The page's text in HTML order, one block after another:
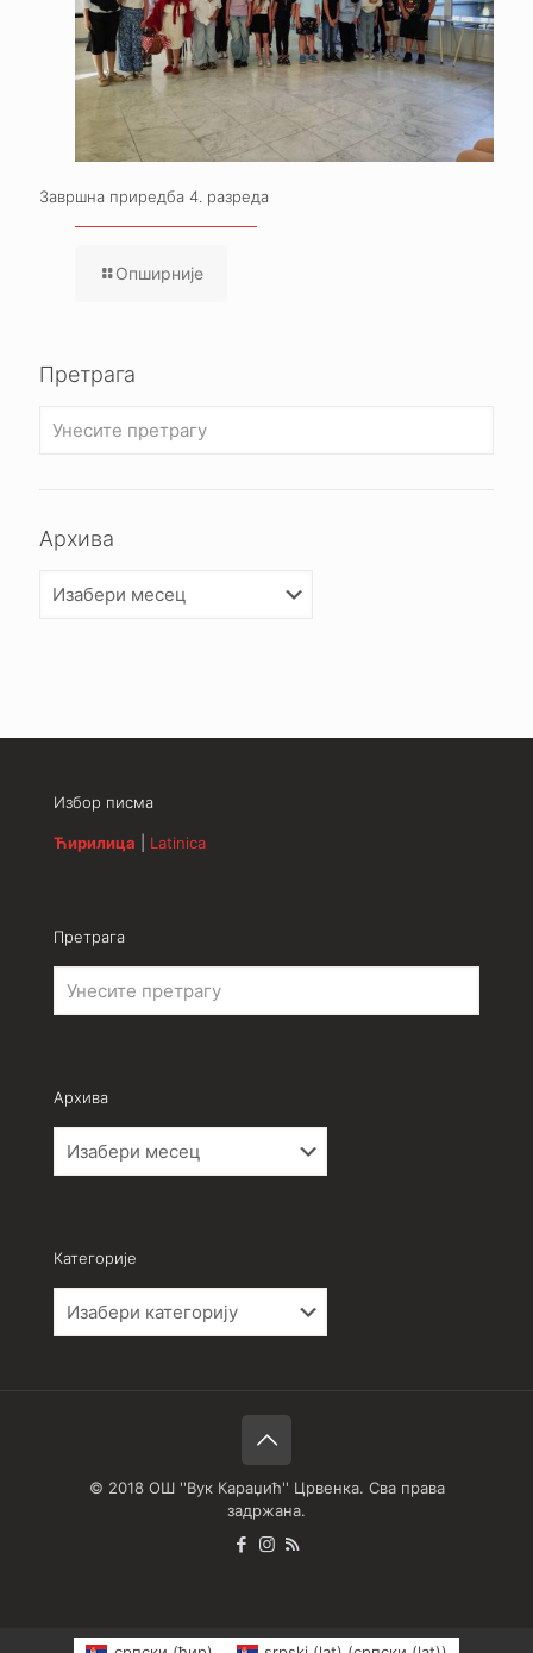
Завршна приредба 4. разреда
Опширније
Претрага
Архива
Избор писма
Ћирилица Latinica
Претрага
Архива
Категорије
© 2018 ОШ ''Вук Караџић'' Црвенка. Сва права
задржана.